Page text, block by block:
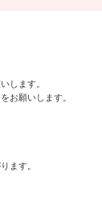
します。
お願いします。
ます。